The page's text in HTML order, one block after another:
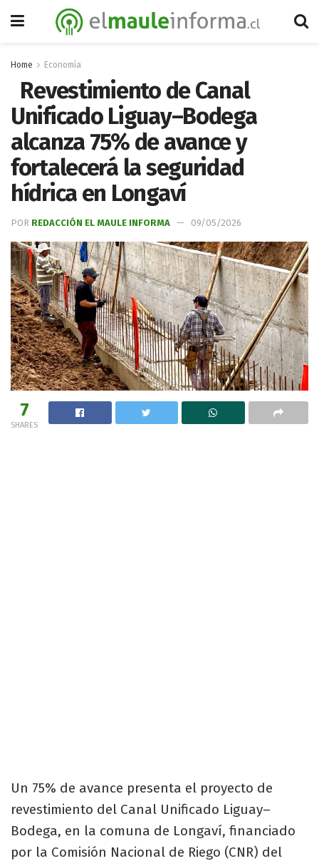
Home Economía
Revestimiento de Canal
Unificado Liguay–Bodega
alcanza 75% de avance y
fortalecerá la seguridad
hídrica en Longaví
POR REDACCIÓN EL MAULE INFORMA 09/05/2026
7
SHARES
Un 75% de avance presenta el proyecto de
revestimiento del Canal Unificado Liguay–
Bodega, en la comuna de Longaví, financiado
por la Comisión Nacional de Riego (CNR) del